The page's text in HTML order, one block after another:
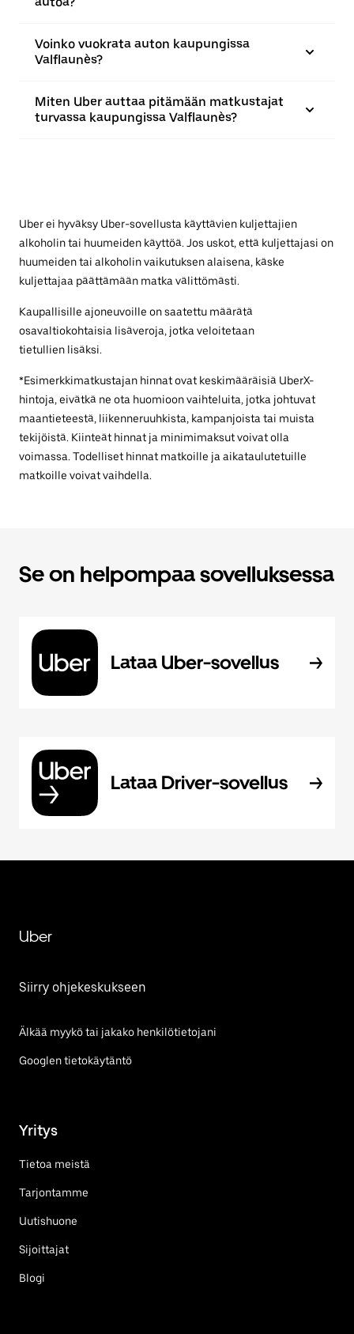
Voinko vuokrata auton kaupungissa
Valflaunès?
Miten Uber auttaa pitämään matkustajat
turvassa kaupungissa Valflaunès?
Uber ei hyväksy Uber-sovellusta käyttävien kuljettajien
alkoholin tai huumeiden käyttöä. Jos uskot, että kuljettajasi on
huumeiden tai alkoholin vaikutuksen alaisena, käske
kuljettajaa päättämään matka välittömästi.
Kaupallisille ajoneuvoille on saatettu määrätä
osavaltiokohtaisia lisäveroja, jotka veloitetaan
tietullien lisäksi.
*Esimerkkimatkustajan hinnat ovat keskimääräisiä UberX-
hintoja, eivätkä ne ota huomioon vaihteluita, jotka johtuvat
maantieteestä, liikenneruuhkista, kampanjoista tai muista
tekijöistä. Kiinteät hinnat ja minimimaksut voivat olla
voimassa. Todelliset hinnat matkoille ja aikataulutetuille
matkoille voivat vaihdella.
Se on helpompaa sovelluksessa
Lataa Uber-sovellus
Lataa Driver-sovellus
Uber
Siirry ohjekeskukseen
Älkää myykö tai jakako henkilötietojani
Googlen tietokäytäntö
Yritys
Tietoa meistä
Tarjontamme
Uutishuone
Sijoittajat
Blogi